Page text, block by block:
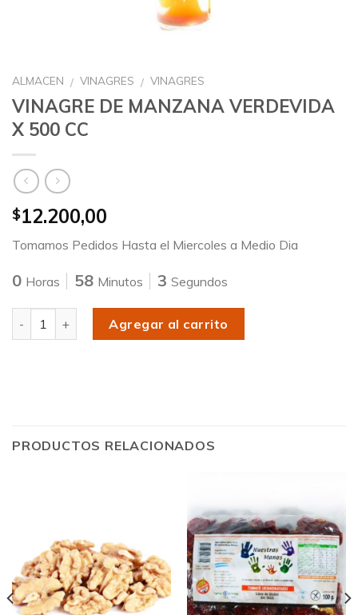
ALMACEN / VINAGRES / VINAGRES
VINAGRE DE MANZANA VERDEVIDA
X 500 CC
$12.200,00
Tomamos Pedidos Hasta el Miercoles a Medio Dia
0 Horas 58 Minutos 3 Segundos
Agregar al carrito
PRODUCTOS RELACIONADOS